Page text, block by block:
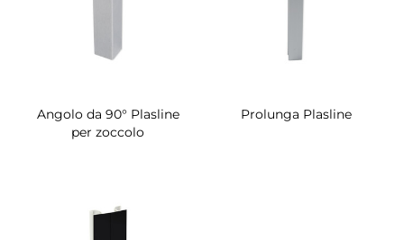
Angolo da 90° Plasline
per zoccolo
Prolunga Plasline